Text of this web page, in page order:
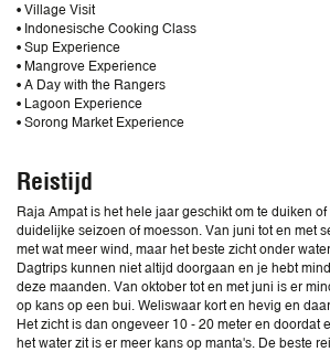
• Village Visit
• Indonesische Cooking Class
• Sup Experience
• Mangrove Experience
• A Day with the Rangers
• Lagoon Experience
• Sorong Market Experience
Reistijd
Raja Ampat is het hele jaar geschikt om te duiken
duidelijke seizoen of moesson. Van juni tot en met
met wat meer wind, maar het beste zicht onder
Dagtrips kunnen niet altijd doorgaan en je hebt
deze maanden. Van oktober tot en met juni is er
op kans op een bui. Weliswaar kort en hevig en
Het zicht is dan ongeveer 10 - 20 meter en doordat
het water zit is er meer kans op manta's. De beste